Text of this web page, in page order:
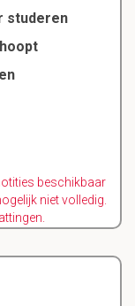
studeren
beschikbaar
niet volledig.